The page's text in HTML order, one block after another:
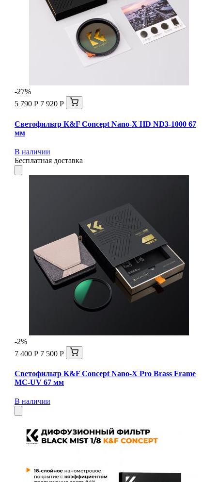
-27%
5 790 Р 7 920 Р
Светофильтр K&F Concept Nano-X HD ND3-1000 67
мм
В наличии
Бесплатная доставка
-2%
7 400 Р 7 500 Р
Светофильтр K&F Concept Nano-X Pro Brass Frame
MC-UV 67 мм
В наличии